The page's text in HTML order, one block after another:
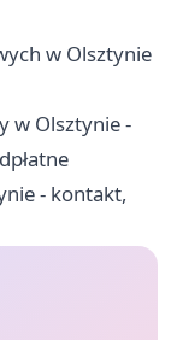
w Olsztynie
w Olsztynie -
- kontakt,